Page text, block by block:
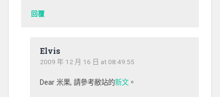
回覆
Elvis
2009 年 12 月 16 日 at 08:49:55
Dear 米果, 請參考敝站的新文。